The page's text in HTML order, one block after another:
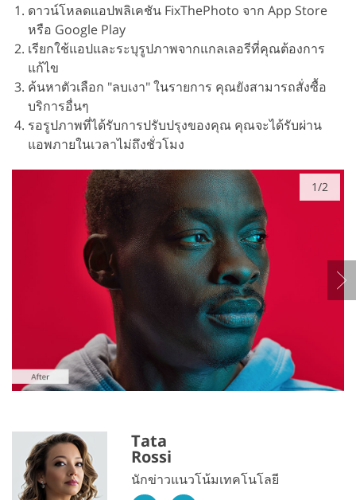
ดาวน์โหลดแอปพลิเคชัน FixThePhoto จาก App Store
หรือ Google Play
เรียกใช้แอปและระบุรูปภาพจากแกลเลอรีที่คุณต้องการ
แก้ไข
ค้นหาตัวเลือก "ลบเงา" ในรายการ คุณยังสามารถสั่งซื้อ
บริการอื่นๆ
รอรูปภาพที่ได้รับการปรับปรุงของคุณ คุณจะได้รับผ่าน
แอพภายในเวลาไม่ถึงชั่วโมง
1/2
Tata
Rossi
นักข่าวแนวโน้มเทคโนโลยี